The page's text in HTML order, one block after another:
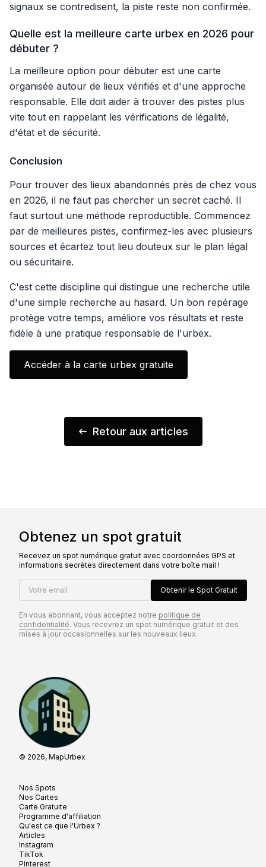
signaux se contredisent, la piste reste non confirmée.
Quelle est la meilleure carte urbex en 2026 pour
débuter ?
La meilleure option pour débuter est une carte
organisée autour de lieux vérifiés et d'une approche
responsable. Elle doit aider à trouver des pistes plus
vite tout en rappelant les vérifications de légalité,
d'état et de sécurité.
Conclusion
Pour trouver des lieux abandonnés près de chez vous
en 2026, il ne faut pas chercher un secret caché. Il
faut surtout une méthode reproductible. Commencez
par de meilleures pistes, confirmez-les avec plusieurs
sources et écartez tout lieu douteux sur le plan légal
ou sécuritaire.
C'est cette discipline qui distingue une recherche utile
d'une simple recherche au hasard. Un bon repérage
protège votre temps, améliore vos résultats et reste
fidèle à une pratique responsable de l'urbex.
Accéder à la carte urbex gratuite
Retour aux articles
© 2026, MapUrbex
Nos Spots
Nos Cartes
Carte Gratuite
Programme d'affiliation
Qu'est ce que l'Urbex ?
Articles
Instagram
TikTok
Pinterest
Obtenez un spot gratuit
Recevez un spot numérique gratuit avec coordonnées GPS et
informations secrètes directement dans votre boîte mail !
Votre email Obtenir le Spot Gratuit
En vous abonnant, vous acceptez notre politique de
confidentialité. Vous recevrez un spot numérique gratuit et des
mises à jour occasionnelles sur les nouveaux lieux.